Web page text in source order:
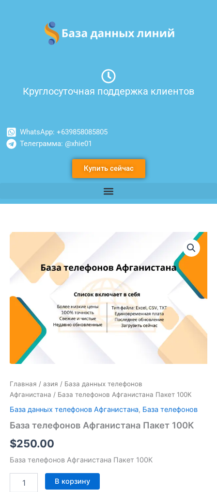
содержимому
Круглосуточная поддержка клиентов
WhatsApp: +639858085805
Телеграмма: @xhie01
Купить сейчас
Главная / азия / База данных телефонов
Афганистана / База телефонов Афганистана Пакет 100К
База данных телефонов Афганистана, База телефонов
База телефонов Афганистана Пакет 100К
$250.00
База телефонов Афганистана Пакет 100К
Количество
телефонов
Афганистана
100К
В корзину